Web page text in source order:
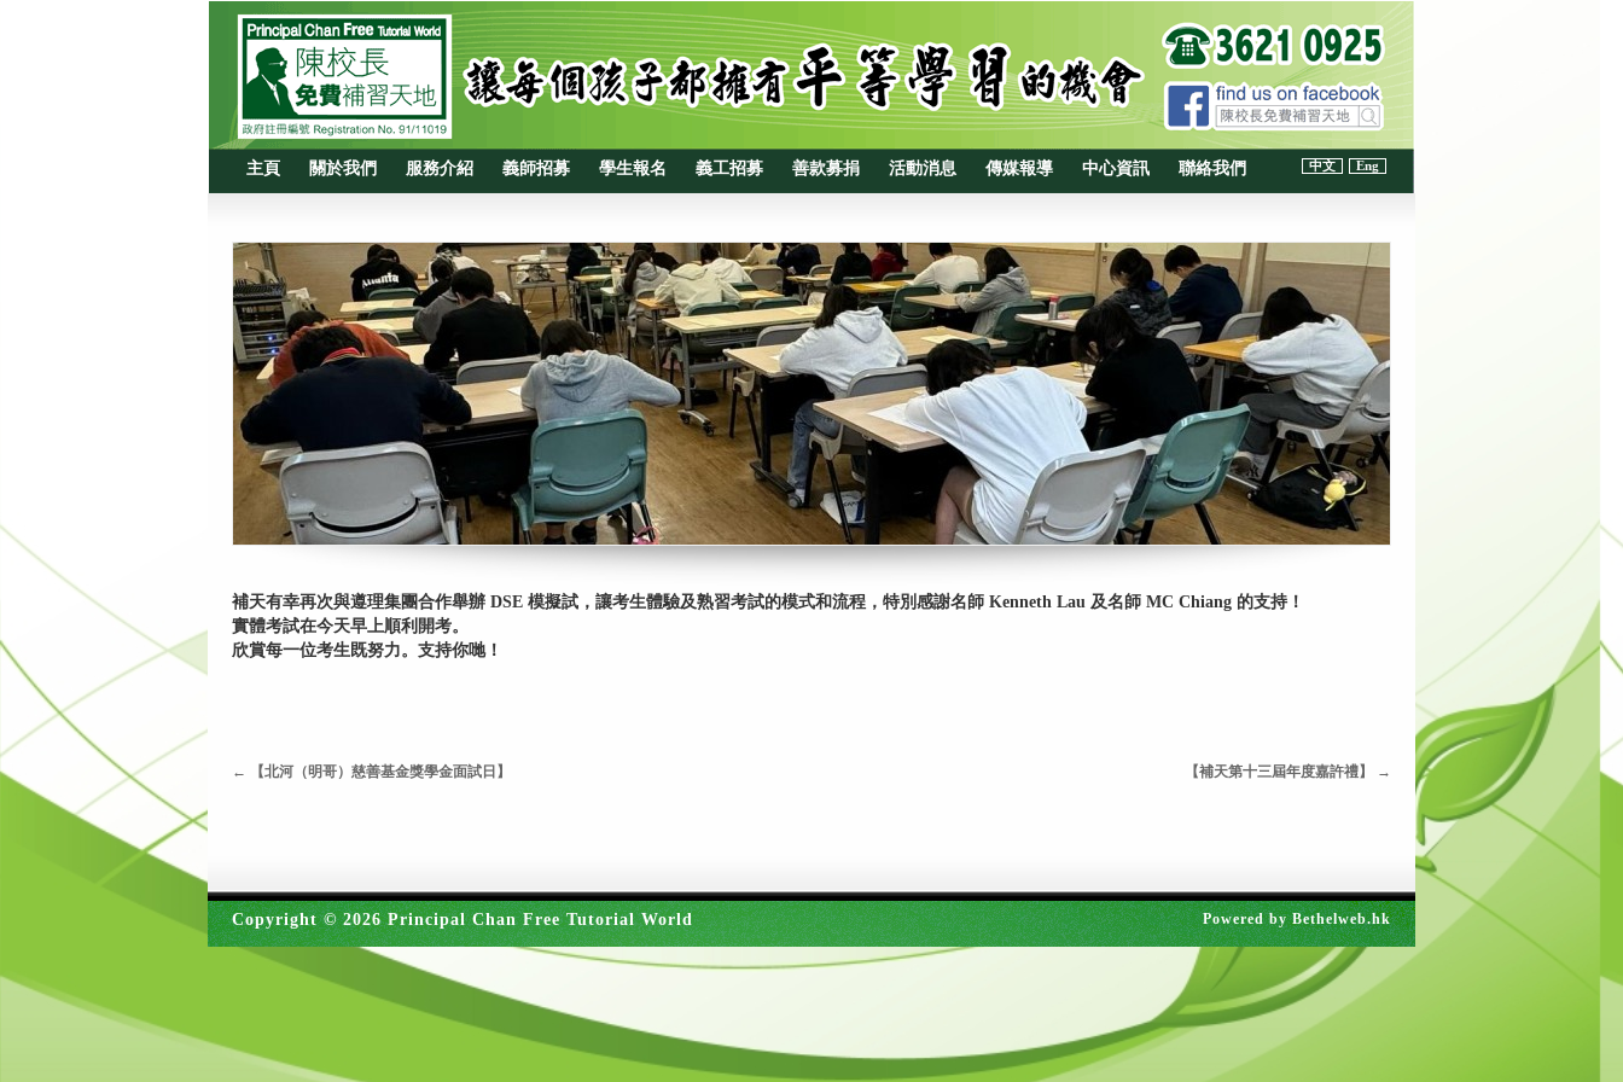
中文 Eng
主頁 關於我們 服務介紹 義師招募 學生報名 義工招募 善款募捐 活動消息 傳媒報導 中心資訊 聯絡我們
補天有幸再次與遵理集團合作舉辦 DSE 模擬試，讓考生體驗及熟習考試的模式和流程，特別感謝名師 Kenneth Lau 及名師 MC Chiang 的支持！
實體考試在今天早上順利開考。
欣賞每一位考生既努力。支持你哋！
← 【北河（明哥）慈善基金獎學金面試日】 【補天第十三屆年度嘉許禮】 →
Copyright © 2026 Principal Chan Free Tutorial World Powered byBethelweb.hk